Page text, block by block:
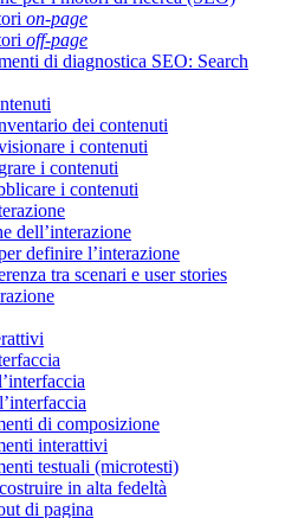
on-page
off-page
di diagnostica SEO: Search
dei contenuti
i contenuti
i contenuti
i contenuti
dell’interazione
definire l’interazione
tra scenari e user stories
di composizione
interattivi
testuali (microtesti)
in alta fedeltà
di pagina